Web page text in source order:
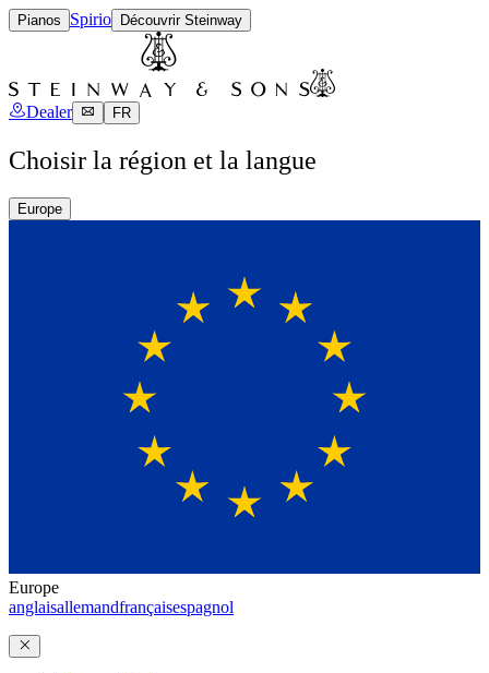
Pianos Spirio Découvrir Steinway
Dealer FR
Choisir la région et la langue
Europe
Europe
anglaisallemandfrançaisespagnol